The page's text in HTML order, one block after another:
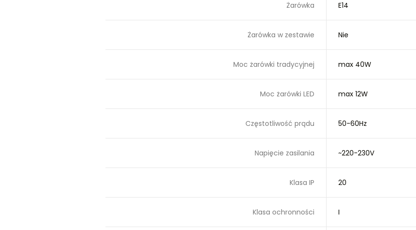
Żarówka E14
Żarówka w zestawie Nie
Moc żarówki tradycyjnej max 40W
Moc żarówki LED max 12W
Częstotliwość prądu 50-60Hz
Napięcie zasilania ~220-230V
Klasa IP 20
Klasa ochronności I